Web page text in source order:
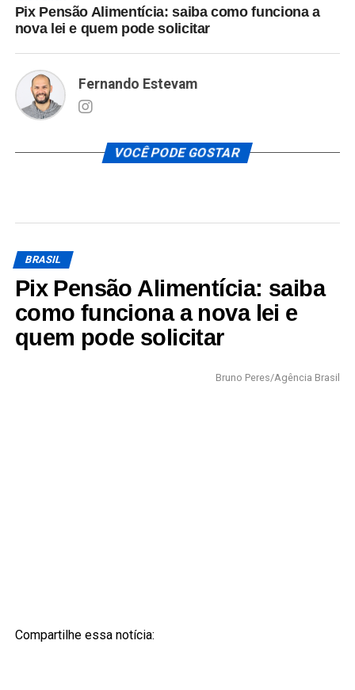
Pix Pensão Alimentícia: saiba como funciona a
nova lei e quem pode solicitar
Fernando Estevam
VOCÊ PODE GOSTAR
BRASIL
Pix Pensão Alimentícia: saiba
como funciona a nova lei e
quem pode solicitar
Bruno Peres/Agência Brasil
Compartilhe essa notícia: